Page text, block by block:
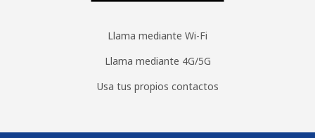
Llama mediante Wi-Fi
Llama mediante 4G/5G
Usa tus propios contactos